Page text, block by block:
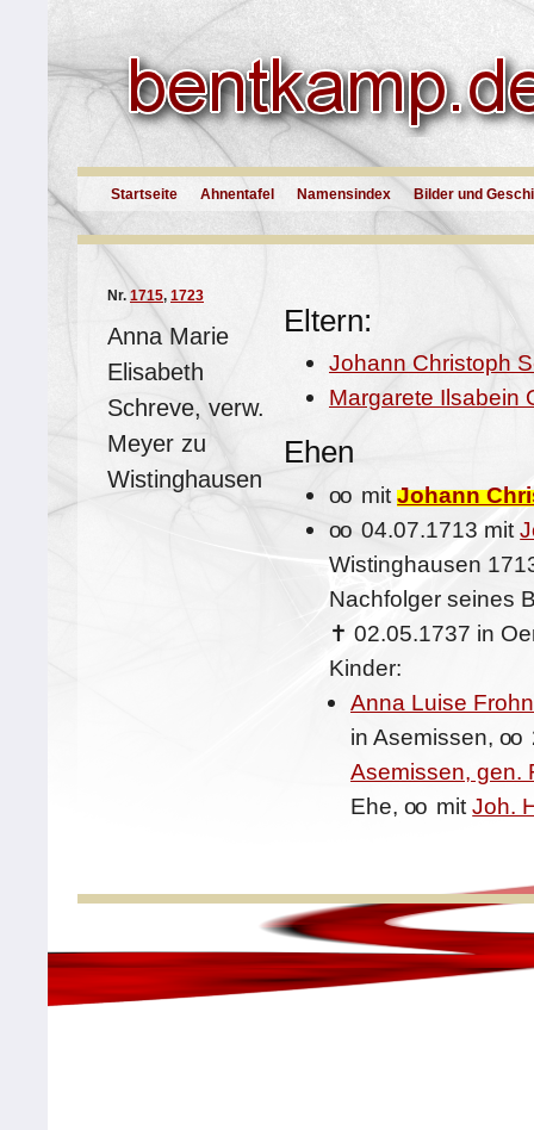
Startseite Ahnentafel Namensindex Bilder und
Nr. 1715, 1723
Anna Marie
Elisabeth
Schreve, verw.
Meyer zu
Wistinghausen
Eltern:
Johann Christoph
Margarete Ilsabein
Ehen
oo mitJohann
oo 04.07.1713 mit
Wistinghausen
Nachfolger seines
✝ 02.05.1737 in
Kinder:
Anna Luise
in Asemissen, oo
Asemissen, gen.
Ehe, oo mitJoh.